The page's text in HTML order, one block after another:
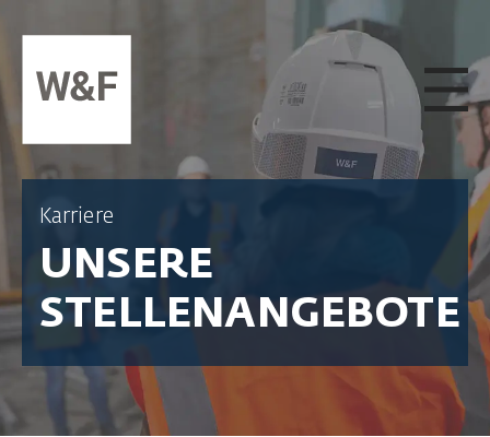
ZUM INHALT SPRINGEN
Karriere
UNSERE
STELLENANGEBOTE